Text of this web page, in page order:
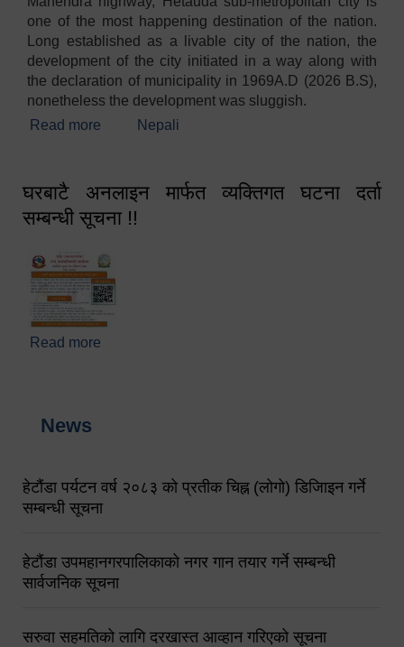
one of the most happening destination of the nation.
Long established as a livable city of the nation, the
development of the city initiated in a way along with
the declaration of municipality in 1969A.D (2026 B.S),
nonetheless the development was sluggish.
Read more about Welcome
Nepali
घरबाटै अनलाइन मार्फत व्यक्तिगत घटना दर्ता
सम्बन्धी सूचना !!
Read more
News
हेटौंडा पर्यटन वर्ष २०८३ को प्रतीक चिह्न (लोगो) डिजिाइन गर्ने
सम्बन्धी सूचना
हेटौंडा उपमहानगरपालिकाको नगर गान तयार गर्ने सम्बन्धी
सार्वजनिक सूचना
सरुवा सहमतिको लागि दरखास्त आव्हान गरिएको सूचना